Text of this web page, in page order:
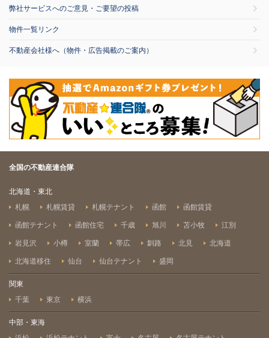
弊社サービスへのご意見・ご要望の投稿
物件一覧リンク
不動産会社様へ（物件・広告掲載のご案内）
全国の不動産連合隊
北海道・東北
札幌
札幌賃貸 札幌テナント 函館 函館賃貸
函館テナント 函館住宅 千歳 旭川 苫小牧 江別
岩見沢 小樽 室蘭 帯広 釧路 北見 北海道
北海道移住 仙台 仙台テナント 盛岡
関東
千葉
東京 横浜
中部・東海